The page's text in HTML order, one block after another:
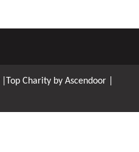
|Top Charity by Ascendoor